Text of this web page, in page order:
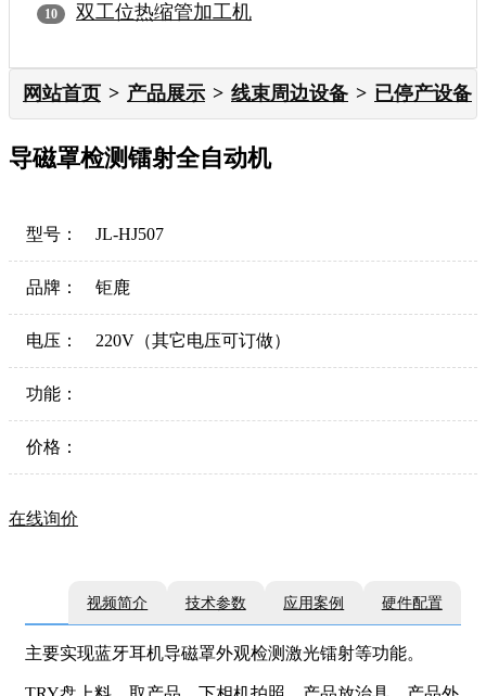
双工位热缩管加工机
网站首页 产品展示 线束周边设备 已停产设备
导磁罩检测镭射全自动机
型号： JL-HJ507
品牌： 钜鹿
电压： 220V（其它电压可订做）
功能：
价格：
在线询价
视频简介 技术参数 应用案例 硬件配置
主要实现蓝牙耳机导磁罩外观检测激光镭射等功能。